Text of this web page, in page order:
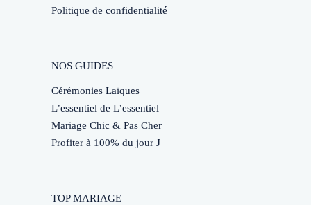
Politique de confidentialité
NOS GUIDES
Cérémonies Laïques
L’essentiel de L’essentiel
Mariage Chic & Pas Cher
Profiter à 100% du jour J
TOP MARIAGE